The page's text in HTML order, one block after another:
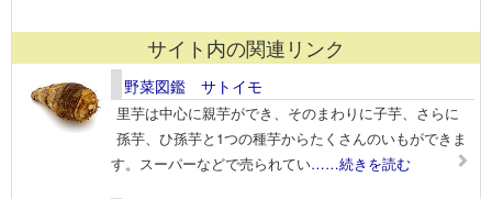
サイト内の関連リンク
野菜図鑑 サトイモ
里芋は中心に親芋ができ、そのまわりに子芋、さらに
孫芋、ひ孫芋と1つの種芋からたくさんのいもができま
す。スーパーなどで売られてい……続きを読む